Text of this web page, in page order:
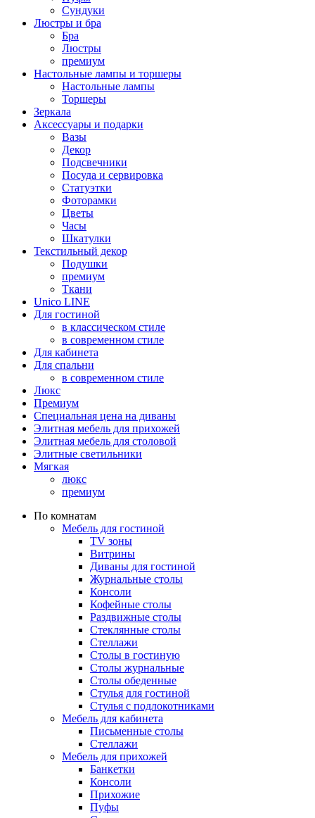
Сундуки
Люстры и бра
Бра
Люстры
премиум
Настольные лампы и торшеры
Настольные лампы
Торшеры
Зеркала
Аксессуары и подарки
Вазы
Декор
Подсвечники
Посуда и сервировка
Статуэтки
Фоторамки
Цветы
Часы
Шкатулки
Текстильный декор
Подушки
премиум
Ткани
Unico LINE
Для гостиной
в классическом стиле
в современном стиле
Для кабинета
Для спальни
в современном стиле
Люкс
Премиум
Специальная цена на диваны
Элитная мебель для прихожей
Элитная мебель для столовой
Элитные светильники
Мягкая
люкс
премиум
По комнатам
Мебель для гостиной
TV зоны
Витрины
Диваны для гостиной
Журнальные столы
Консоли
Кофейные столы
Раздвижные столы
Стеклянные столы
Стеллажи
Столы в гостиную
Столы журнальные
Столы обеденные
Стулья для гостиной
Стулья с подлокотниками
Мебель для кабинета
Письменные столы
Стеллажи
Мебель для прихожей
Банкетки
Консоли
Прихожие
Пуфы